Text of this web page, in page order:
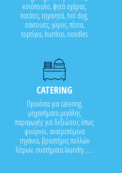
κοτόπουλο, ψητά σχάρας,
πατάτες, τηγανητά, hot dog,
σάντουϊτς, γύρος, πίτσα,
τορτίγια, burritos, noodles
CATERING
Προϊόντα για catering,
μηχανήματα μεγάλης
παραγωγής για δεξιώσεις όπως
φούρνοι, ανατρεπόμενα
τηγάνια, βραστήρες πολλών
λίτρων, συστήματα laundry.......